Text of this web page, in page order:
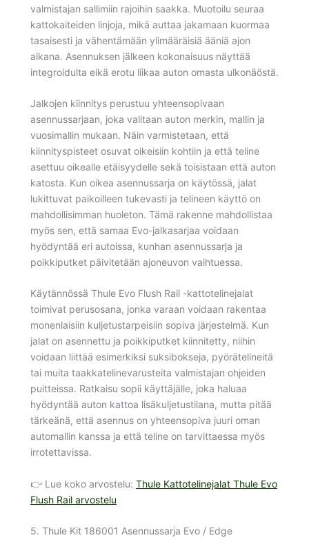
valmistajan sallimiin rajoihin saakka. Muotoilu seuraa
kattokaiteiden linjoja, mikä auttaa jakamaan kuormaa
tasaisesti ja vähentämään ylimääräisiä ääniä ajon
aikana. Asennuksen jälkeen kokonaisuus näyttää
integroidulta eikä erotu liikaa auton omasta ulkonäöstä.
Jalkojen kiinnitys perustuu yhteensopivaan
asennussarjaan, joka valitaan auton merkin, mallin ja
vuosimallin mukaan. Näin varmistetaan, että
kiinnityspisteet osuvat oikeisiin kohtiin ja että teline
asettuu oikealle etäisyydelle sekä toisistaan että auton
katosta. Kun oikea asennussarja on käytössä, jalat
lukittuvat paikoilleen tukevasti ja telineen käyttö on
mahdollisimman huoleton. Tämä rakenne mahdollistaa
myös sen, että samaa Evo-jalkasarjaa voidaan
hyödyntää eri autoissa, kunhan asennussarja ja
poikkiputket päivitetään ajoneuvon vaihtuessa.
Käytännössä Thule Evo Flush Rail -kattotelinejalat
toimivat perusosana, jonka varaan voidaan rakentaa
monenlaisiin kuljetustarpeisiin sopiva järjestelmä. Kun
jalat on asennettu ja poikkiputket kiinnitetty, niihin
voidaan liittää esimerkiksi suksibokseja, pyörätelineitä
tai muita taakkatelinevarusteita valmistajan ohjeiden
puitteissa. Ratkaisu sopii käyttäjälle, joka haluaa
hyödyntää auton kattoa lisäkuljetustilana, mutta pitää
tärkeänä, että asennus on yhteensopiva juuri oman
automallin kanssa ja että teline on tarvittaessa myös
irrotettavissa.
👉 Lue koko arvostelu: Thule Kattotelinejalat Thule Evo
Flush Rail arvostelu
5. Thule Kit 186001 Asennussarja Evo / Edge